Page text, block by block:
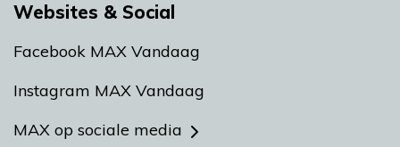
Websites & Social
Facebook MAX Vandaag
Instagram MAX Vandaag
MAX op sociale media